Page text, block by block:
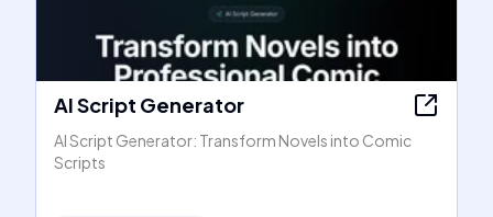
AI Script Generator
AI Script Generator: Transform Novels into Comic
Scripts